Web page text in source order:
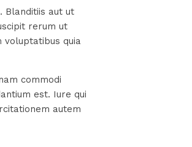
Blanditiis aut ut
rerum ut
quia
commodi
est. Iure qui
autem